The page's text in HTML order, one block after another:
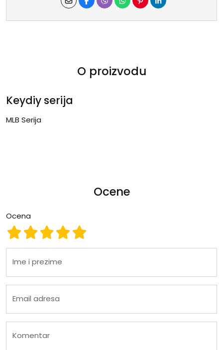
O proizvodu
Keydiy serija
MLB Serija
Ocene
Ocena
Ocena 5
Ocena 4
Ocena 3
Ocena 2
Ocena 1
Ime i prezime
Email adresa
Komentar